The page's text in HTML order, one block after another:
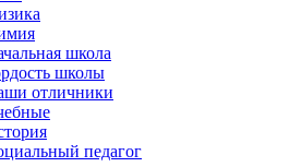
школа
школы
отличники
педагог